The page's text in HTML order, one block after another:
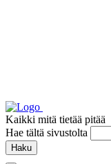
Kaikki mitä tietää pitää
Hae tältä sivustolta
Haku